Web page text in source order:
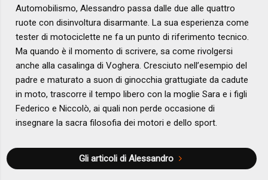
Automobilismo, Alessandro passa dalle due alle quattro
ruote con disinvoltura disarmante. La sua esperienza come
tester di motociclette ne fa un punto di riferimento tecnico.
Ma quando è il momento di scrivere, sa come rivolgersi
anche alla casalinga di Voghera. Cresciuto nell’esempio del
padre e maturato a suon di ginocchia grattugiate da cadute
in moto, trascorre il tempo libero con la moglie Sara e i figli
Federico e Niccolò, ai quali non perde occasione di
insegnare la sacra filosofia dei motori e dello sport.
Gli articoli di Alessandro